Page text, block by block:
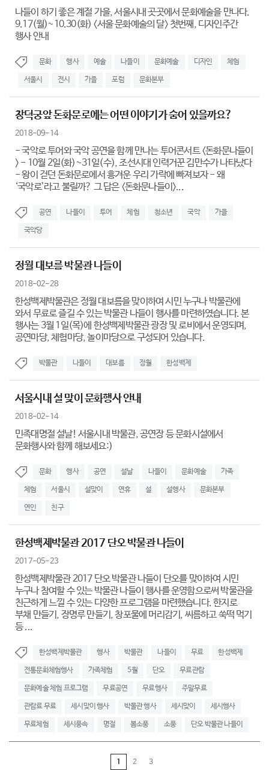
나들이 하기 좋은 계절 가을, 서울시내 곳곳에서 문화예술을 만나다.
9.17(월)~10.30(화) <서울 문화예술의 달> 첫번째, 디자인주간
행사 안내
문화 행사 예술 나들이 문화예술 디자인 체험
서울시 전시 가을 포럼 문화본부
창덕궁앞 돈화문로에는 어떤 이야기가 숨어 있을까요?
2018-09-14
- 국악로 투어와 국악 공연을 함께 만나는 투어콘서트 <돈화문나들이
> - 10월 2일(화)~31일(수), 조선시대 인력거꾼 김만수가 나타났다
- 왕이 걷던 돈화문로에서 흥겨운 우리 가락에 빠져보자 - 왜
‘국악로’라고 불릴까? 그 답은 <돈화문나들이>...
공연 나들이 투어 체험 청소년 국악 가을
국악당
정월 대보름 박물관 나들이
2018-02-28
한성백제박물관은 정월 대보름을 맞이하여 시민 누구나 박물관에
와서 무료로 즐길 수 있는 박물관 나들이 행사를 마련하였습니다. 본
행사는 3월 1일(목)에 한성백제박물관 광장 및 로비에서 운영되며,
공연마당, 체험마당, 놀이마당으로 구성되어 있습니다.
박물관 나들이 대보름 정월 한성백제
서울시내 설 맞이 문화행사 안내
2018-02-14
민족대명절 설날! 서울시내 박물관, 공연장 등 문화시설에서
문화행사와 함께 해보세요:)
문화 행사 공연 설날 나들이 문화예술 가족
체험 서울시 설맞이 연휴 설 설행사 문화본부
연인 친구
한성백제박물관 2017 단오 박물관 나들이
2017-05-23
한성백제박물관 2017 단오 박물관 나들이 단오를 맞이하여 시민
누구나 참여할 수 있는 박물관 나들이 행사를 운영함으로써 박물관을
친근하게 느낄 수 있는 다양한 프로그램을 마련했습니다. 한지로
부채 만들기, 장명루 만들기, 창포물에 머리감기, 씨름하고 쑥떡 먹기
등 ...
한성백제박물관 행사 박물관 나들이 무료 한성백제
전통문화체험행사 가족체험 5월 단오 무료관람
문화예술 체험 프로그램 무료공연 무료행사 주말무료
관람료 무료 세시맞이 행사 박물관 행사 세시맞이 세시행사
무료체험 세시풍속 명절 봄소풍 소풍 단오 박물관 나들이
1 2 3